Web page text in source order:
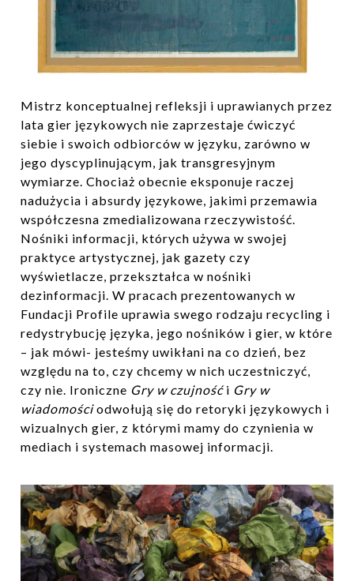
Mistrz konceptualnej refleksji i uprawianych przez
lata gier językowych nie zaprzestaje ćwiczyć
siebie i swoich odbiorców w języku, zarówno w
jego dyscyplinującym, jak transgresyjnym
wymiarze. Chociaż obecnie eksponuje raczej
nadużycia i absurdy językowe, jakimi przemawia
współczesna zmedializowana rzeczywistość.
Nośniki informacji, których używa w swojej
praktyce artystycznej, jak gazety czy
wyświetlacze, przekształca w nośniki
dezinformacji. W pracach prezentowanych w
Fundacji Profile uprawia swego rodzaju recycling i
redystrybucję języka, jego nośników i gier, w które
– jak mówi- jesteśmy uwikłani na co dzień, bez
względu na to, czy chcemy w nich uczestniczyć,
czy nie. Ironiczne Gry w czujnośći Gry w
wiadomościodwołują się do retoryki językowych i
wizualnych gier, z którymi mamy do czynienia w
mediach i systemach masowej informacji.